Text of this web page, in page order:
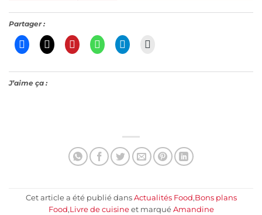
Partager :
J’aime ça :
Cet article a été publié dans Actualités Food,Bons plans
Food,Livre de cuisineet marqué Amandine